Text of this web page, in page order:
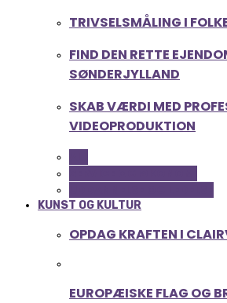
TRIVSELSMÅLING I
FIND DEN RETTE
SØNDERJYLLAND
SKAB VÆRDI MED
VIDEOPRODUKTION
KUNST OG KULTUR
OPDAG KRAFTEN I
EUROPÆISKE FLAG OG